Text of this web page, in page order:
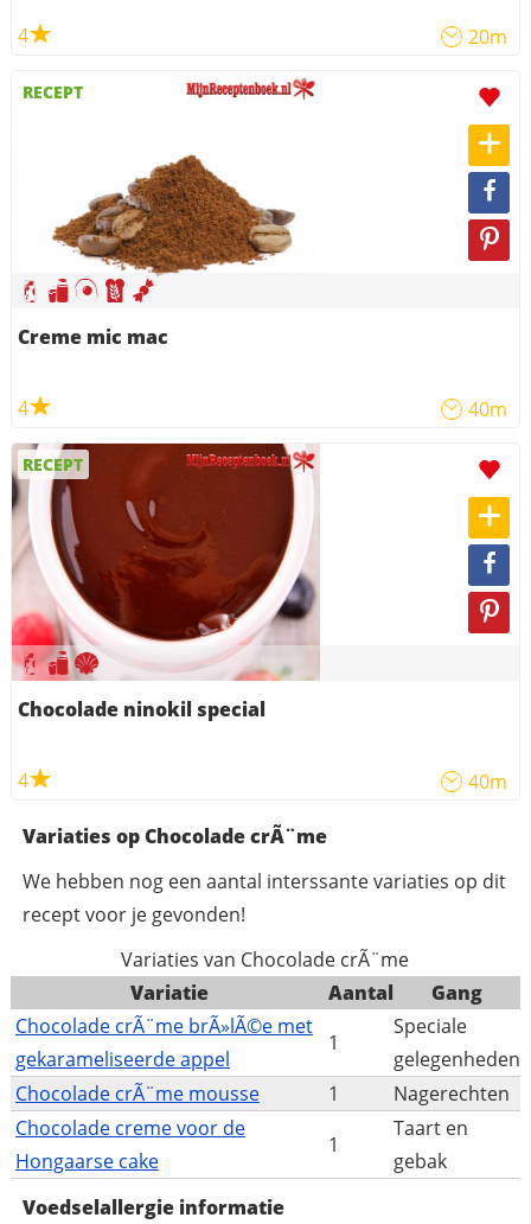
4 20m
RECEPT
Creme mic mac
4 40m
RECEPT
Chocolade ninokil special
4 40m
Variaties op Chocolade crÃ¨me
We hebben nog een aantal interssante variaties op dit
recept voor je gevonden!
Variaties van Chocolade crÃ¨me
Variatie
Aantal
Gang
Chocolade crÃ¨me brÃ»lÃ©e met
gekarameliseerde appel
1
Speciale
gelegenheden
Chocolade crÃ¨me mousse
1
Nagerechten
Chocolade creme voor de
Hongaarse cake
1
Taart en
gebak
Voedselallergie informatie